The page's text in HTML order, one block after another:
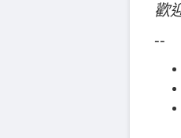
歡
--